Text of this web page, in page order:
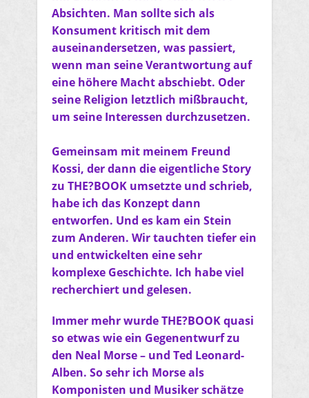
Absichten. Man sollte sich als
Konsument kritisch mit dem
auseinandersetzen, was passiert,
wenn man seine Verantwortung auf
eine höhere Macht abschiebt. Oder
seine Religion letztlich mißbraucht,
um seine Interessen durchzusetzen.
Gemeinsam mit meinem Freund
Kossi, der dann die eigentliche Story
zu THE?BOOK umsetzte und schrieb,
habe ich das Konzept dann
entworfen. Und es kam ein Stein
zum Anderen. Wir tauchten tiefer ein
und entwickelten eine sehr
komplexe Geschichte. Ich habe viel
recherchiert und gelesen.
Immer mehr wurde THE?BOOK quasi
so etwas wie ein Gegenentwurf zu
den Neal Morse – und Ted Leonard-
Alben. So sehr ich Morse als
Komponisten und Musiker schätze